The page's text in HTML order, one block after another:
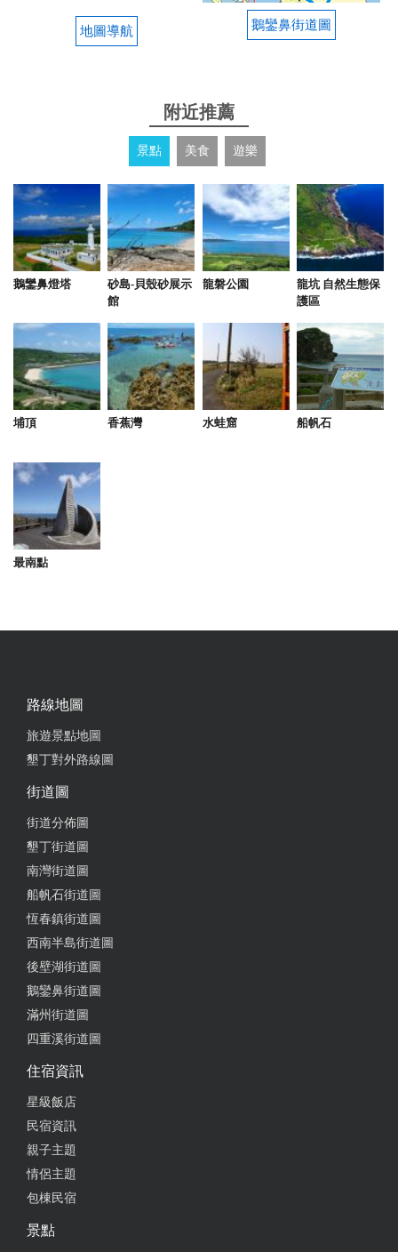
這間民宿絕對值得 最高評價！下次來墾丁，一定還會
再選擇這裡！
2025-01-28 16:18:05
不只房間，整棟建築乾淨到不行，連陽台牆面欄杆真
的一塵不染！太滿意了！三樓星彩房超大陽台，海景
太美了！值得再來！
from google
2024-05-10 03:56:20
每次來墾丁渡假一定會首選這裡，老闆服務親切，因
為是當地人，會根據季節與氣候變化推薦給遊客適合
的行程與地點，地點雖離大街有段距離，但環境相當
乾淨且寧靜☺️真的非常喜歡這家民宿
from google
房間很乾淨，景色沒得說，老闆人也很好。如果想在
墾丁找到一個寧靜的環境那這裡真的是一個很好的選
洗起來很讚，房間很大。老闆人很熱情 下次來還會住
這裡
房間乾淨明亮、衛浴設備也很舒服~下次再去墾丁一
定會在住
初三入住，房間、地板、浴室都很乾淨，熱水有熱，
擺設、選物都舒服溫暖，一到達老闆就在門口接待，
帶我們到房間介紹，一點都不客套而是真的讓我們對
環境更熟悉更放心，本來不想推薦給大家，怕以後訂
在海邊！
地圖導航 鵝鑾鼻街道圖
附近推薦
景點 美食 遊樂
鵝鑾鼻燈塔
砂島-貝殼砂展示
館
龍磐公園
龍坑 自然生態保
護區
埔頂 香蕉灣 水蛙窟 船帆石
最南點
路線地圖
旅遊景點地圖
墾丁對外路線圖
街道圖
街道分佈圖
墾丁街道圖
南灣街道圖
船帆石街道圖
恆春鎮街道圖
西南半島街道圖
後壁湖街道圖
鵝鑾鼻街道圖
滿州街道圖
四重溪街道圖
住宿資訊
星級飯店
民宿資訊
親子主題
情侶主題
包棟民宿
景點